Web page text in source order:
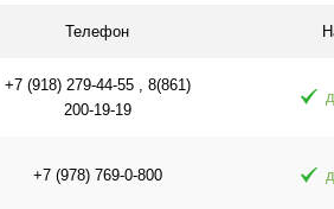
Телефон
+7 (918) 279-44-55 , 8(861)
200-19-19
+7 (978) 769-0-800